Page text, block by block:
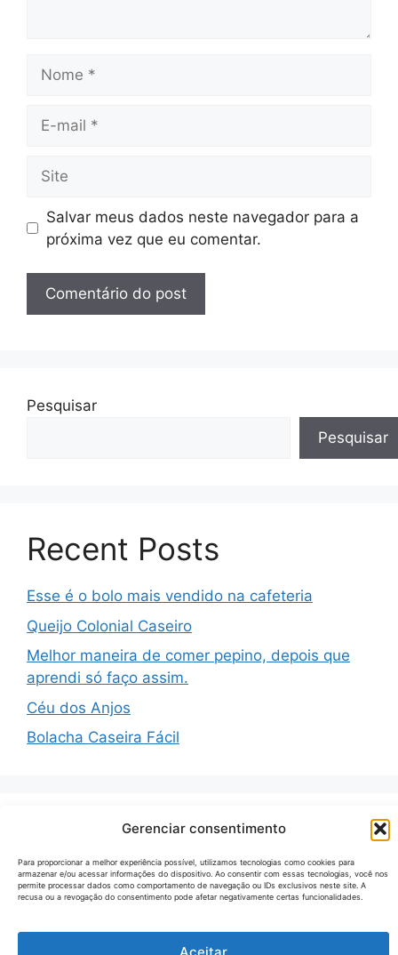
Gerenciar consentimento
Para proporcionar a melhor experiência possível, utilizamos tecnologias como cookies para
armazenar e/ou acessar informações do dispositivo. Ao consentir com essas tecnologias, você nos
permite processar dados como comportamento de navegação ou IDs exclusivos neste site. A
recusa ou a revogação do consentimento pode afetar negativamente certas funcionalidades.
Aceitar
mail
Salvar meus dados neste navegador para a
próxima vez que eu comentar.
Pesquisar
Pesquisar
Recent Posts
Esse é o bolo mais vendido na cafeteria
Queijo Colonial Caseiro
Melhor maneira de comer pepino, depois que
aprendi só faço assim.
Céu dos Anjos
Bolacha Caseira Fácil
Recent Comments
Nenhum comentário para mostrar.